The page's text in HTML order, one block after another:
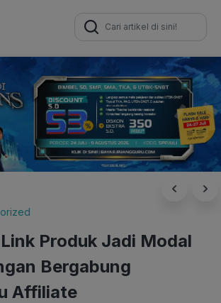
Search
for:
Produk Jadi Modal
Bergabung
Affiliate